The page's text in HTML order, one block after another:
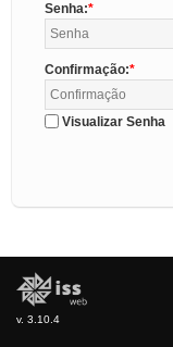
Senha:
Confirmação:
Visualizar Senha
v. 3.10.4